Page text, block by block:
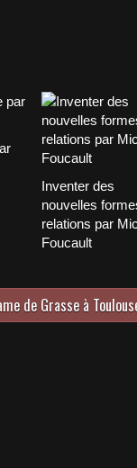
Inventer des
nouvelles
relations par
Foucault
de Grasse à